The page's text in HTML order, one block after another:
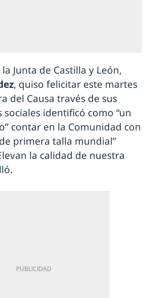
Junta de Castilla y León,
, quiso felicitar este martes
del Causa través de sus
identificó como “un
contar en la Comunidad con
primera talla mundial”
la calidad de nuestra